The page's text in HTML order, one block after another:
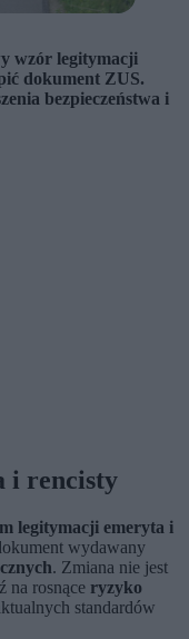
wzór legitymacji
dokument ZUS.
bezpieczeństwa i
i rencisty
legitymacji emeryta i
wydawany
. Zmiana nie jest
na rosnące ryzyko
standardów